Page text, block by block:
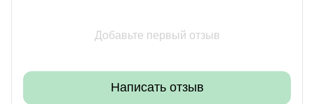
Добавьте первый отзыв
Написать отзыв